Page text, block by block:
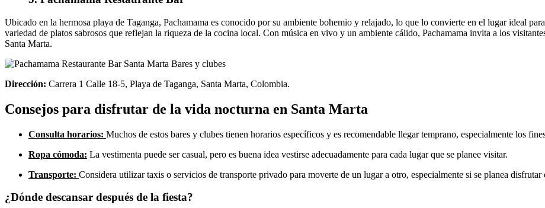
Ubicado en la hermosa playa de Taganga, Pachamama es conocido por su ambiente bohemio y relajado, lo que lo convierte en el lugar ideal
variedad de platos sabrosos que reflejan la riqueza de la cocina local. Con música en vivo y un ambiente cálido, Pachamama invita a los
Santa Marta.
Dirección: Carrera 1 Calle 18-5, Playa de Taganga, Santa Marta, Colombia.
Consejos para disfrutar de la vida nocturna en Santa Marta
Consulta horarios: Muchos de estos bares y clubes tienen horarios específicos y es recomendable llegar temprano, especialmente los
Ropa cómoda: La vestimenta puede ser casual, pero es buena idea vestirse adecuadamente para cada lugar que se planee visitar.
Transporte: Considera utilizar taxis o servicios de transporte privado para moverte de un lugar a otro, especialmente si se planea
¿Dónde descansar después de la fiesta?